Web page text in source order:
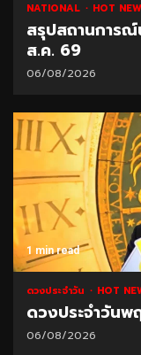
NATIONAL HOT
สรุปสถานการ
ส.ค. 69
06/08/2026
1 min read
ดวงประจำวัน HOT
ดวงประจำวัน
06/08/2026